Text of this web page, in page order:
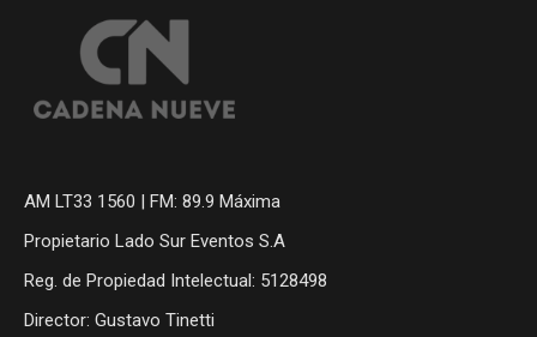
AM LT33 1560 | FM: 89.9 Máxima
Propietario Lado Sur Eventos S.A
Reg. de Propiedad Intelectual: 5128498
Director: Gustavo Tinetti